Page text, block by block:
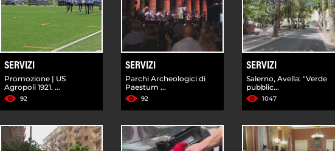
SERVIZI
Promozione | US
Agropoli 1921. ...
92
SERVIZI
Parchi Archeologici di
Paestum ...
92
SERVIZI
Salerno, Avella: "Verde
pubblic...
1047